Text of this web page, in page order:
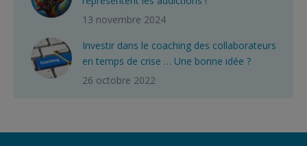
13 novembre 2024
Investir dans le coaching des collaborateurs
en temps de crise … Une bonne idée ?
26 octobre 2022